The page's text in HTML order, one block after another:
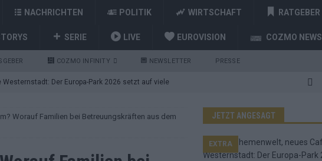
NACHRICHTEN POLITIK WIRTSCHAFT RATGEBER
SERIE LIVE EUROVISION COZMO NEWS
COZMO INFINITY NEWSLETTER PRESSE
Der Europa-Park 2026 setzt auf viele
Deutschland strukturell gescheitert – das
Worauf Familien bei Betreuungskräften aus dem
JETZT ANGESAGT
EXTRA